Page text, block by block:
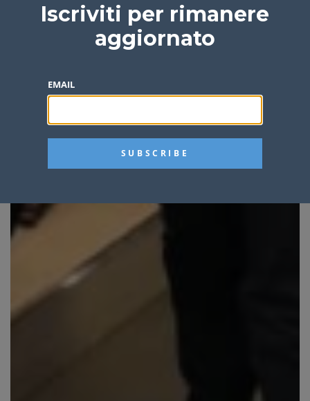
Iscriviti per rimanere
aggiornato
EMAIL